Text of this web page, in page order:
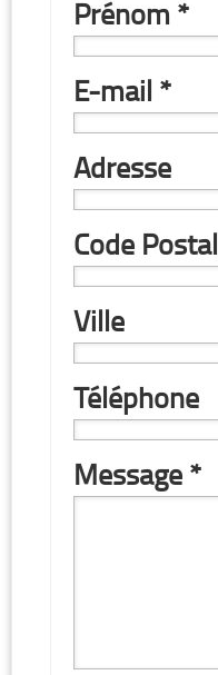
Prénom *
E-mail *
Adresse
Code Postal
Ville
Téléphone
Message *